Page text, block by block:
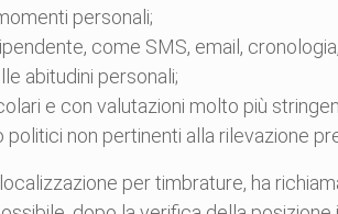
personali;
come SMS, email,
abitudini personali;
e con valutazioni molto più
politici non pertinenti alla rilevazione
per timbrature, ha